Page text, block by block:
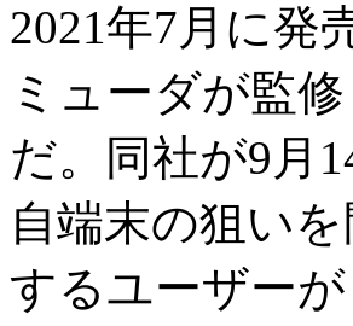
2021年7月に発
ミューダが監
だ。同社が9月
自端末の狙い
するユーザー